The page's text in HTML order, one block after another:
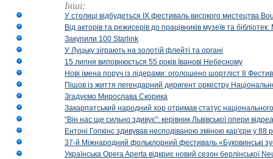
Інші:
У столиці відбудеться IX фестиваль високого мистецтва
Від акторів та режисерів до працівників музеїв та
Закупили 100 Starlink
У Луцьку зіграють на золотій флейті та органі
15 липня виповнюється 55 років Іванові Небесному
Нові імена поруч із лідерами: оголошено шортліст 8
Пішов із життя легендарний диригент оркестру
Згадуємо Мирослава Скорика
Закарпатський народний хор отримав статус національного
“Він нас ще сильно здивує”: керівник Львівської опери
Ентоні Гопкінс здивував несподіваною зміною кар'єри у 88
37-й Міжнародний фольклорний фестиваль «Буковинські
Українська Opera Aperta відкриє новий сезон берлінської